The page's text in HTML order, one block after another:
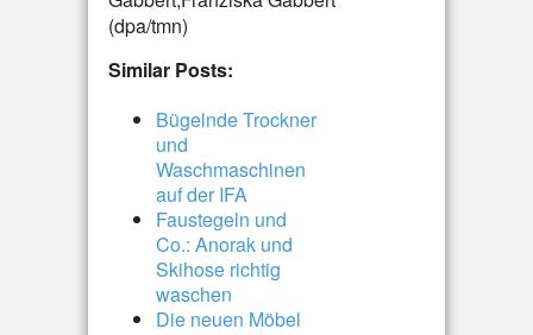
(dpa/tmn)
Similar Posts:
Bügelnde Trockner
und
Waschmaschinen
auf der IFA
Faustegeln und
Co.: Anorak und
Skihose richtig
waschen
Die neuen Möbel